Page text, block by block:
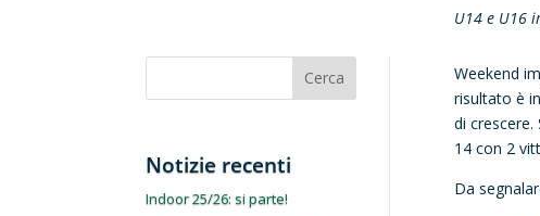
Cerca
Notizie recenti
Indoor 25/26: si parte!
U14 e U16
Weekend
risultato è
di
14 con 2
Da